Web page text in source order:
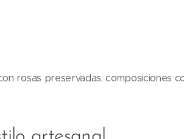
rosas preservadas, composiciones